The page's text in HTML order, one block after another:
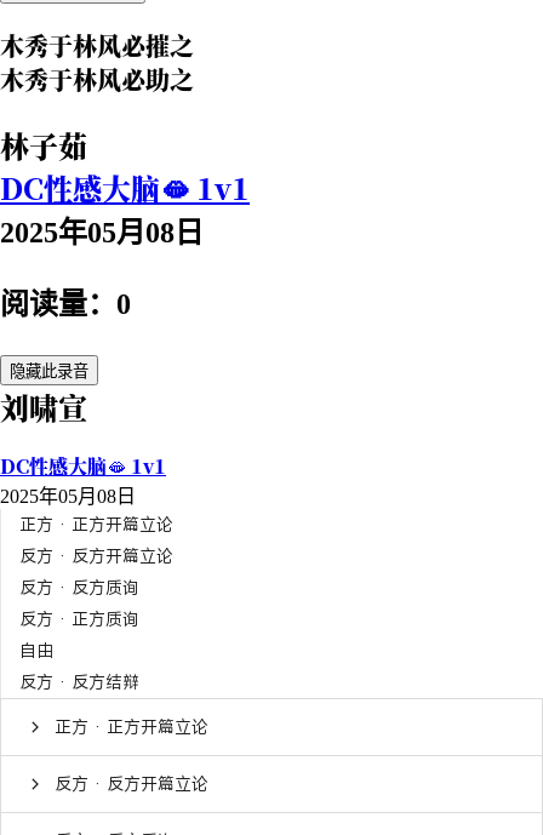
木秀于林风必摧之
木秀于林风必助之
林子茹
DC性感大脑🫦 1v1
2025年05月08日
阅读量：0
隐藏此录音
刘啸宣
DC性感大脑🫦 1v1
2025年05月08日
正方 · 正方开篇立论
反方 · 反方开篇立论
反方 · 反方质询
反方 · 正方质询
自由
反方 · 反方结辩
正方 · 正方开篇立论
反方 · 反方开篇立论